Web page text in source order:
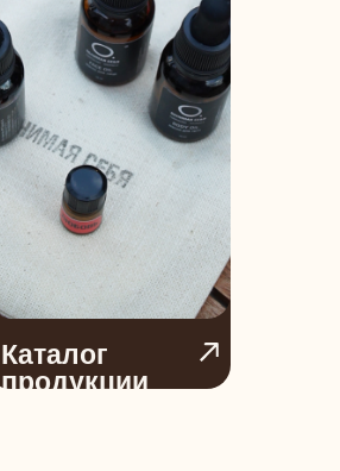
Каталог
продукции